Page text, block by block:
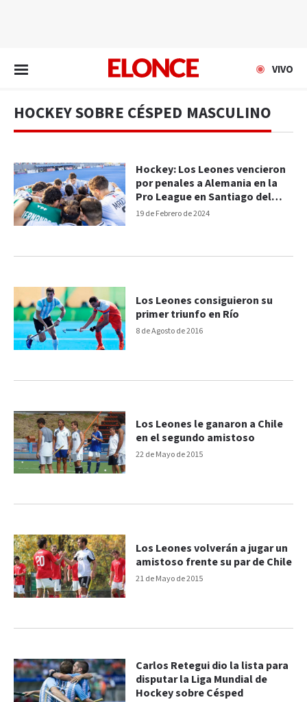
VIVO
HOCKEY SOBRE CÉSPED MASCULINO
19 de Febrero de 2024
Hockey: Los Leones vencieron
por penales a Alemania en la
Pro League en Santiago del
Estero
8 de Agosto de 2016
Los Leones consiguieron su
primer triunfo en Río
22 de Mayo de 2015
Los Leones le ganaron a Chile
en el segundo amistoso
21 de Mayo de 2015
Los Leones volverán a jugar un
amistoso frente su par de Chile
Carlos Retegui dio la lista para
disputar la Liga Mundial de
Hockey sobre Césped